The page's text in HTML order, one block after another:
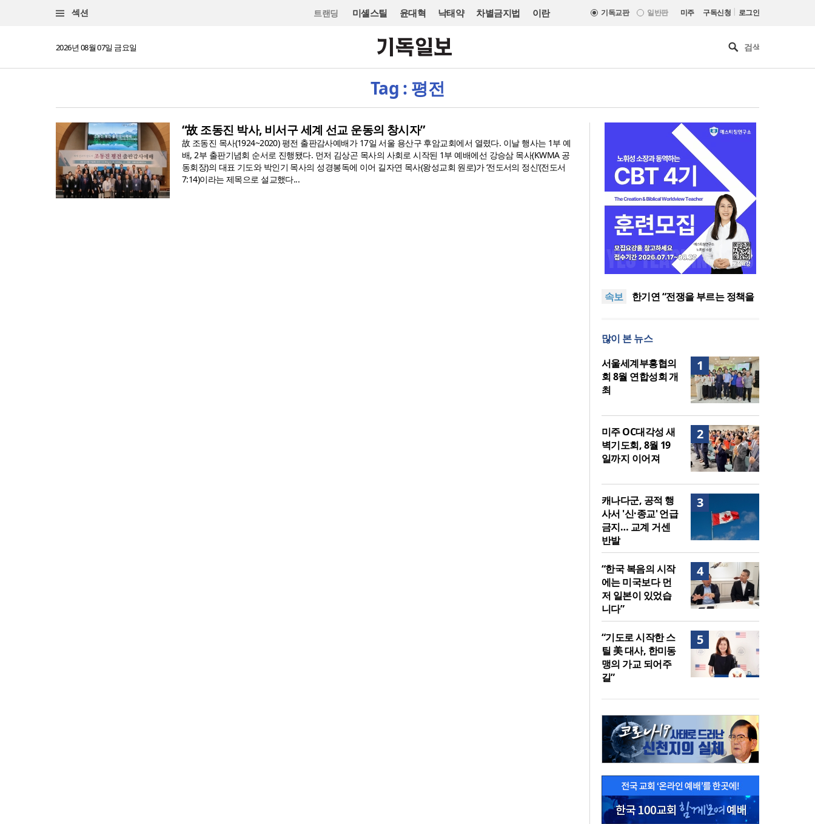
섹션 트랜딩 미셸스틸 윤대혁 낙태약 차별금지법 이란 기독교판 일반판 미주 구독신청 | 로그인
2026년 08월 07일 금요일
Tag : 평전
“故 조동진 박사, 비서구 세계 선교 운동의 창시자”
故 조동진 목사(1924~2020) 평전 출판감사예배가 17일 서울 용산구 후암교회에서 열렸다. 이날 행사는 1부 예
배, 2부 출판기념회 순서로 진행됐다. 먼저 김상곤 목사의 사회로 시작된 1부 예배에선 강승삼 목사(KWMA 공
동회장)의 대표 기도와 박인기 목사의 성경봉독에 이어 길자연 목사(왕성교회 원로)가 ‘전도서의 정신’(전도서
7:14)이라는 제목으로 설교했다...
속보
“한국 복음의 시작에는 미국보
한미동맹의 가교 되어주길”
한기연 “전쟁을 부르는 정책을
회총연합회, 2027 대성회 위해
“한국 복음의 시작에는 미국보
다 먼저 일본이 있었습니다”
“기도로 시작한 스틸 美 대사,
한미동맹의 가교 되어주길”
많이 본 뉴스
1
서울세계부흥협의
회 8월 연합성회 개
최
2
미주 OC대각성 새
벽기도회, 8월 19
일까지 이어져
3
캐나다군, 공적 행
사서 '신·종교' 언급
금지… 교계 거센
반발
4
“한국 복음의 시작
에는 미국보다 먼
저 일본이 있었습
니다”
5
“기도로 시작한 스
틸 美 대사, 한미동
맹의 가교 되어주
길”